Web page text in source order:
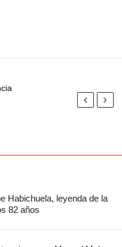
Habichuela, leyenda de la
82 años